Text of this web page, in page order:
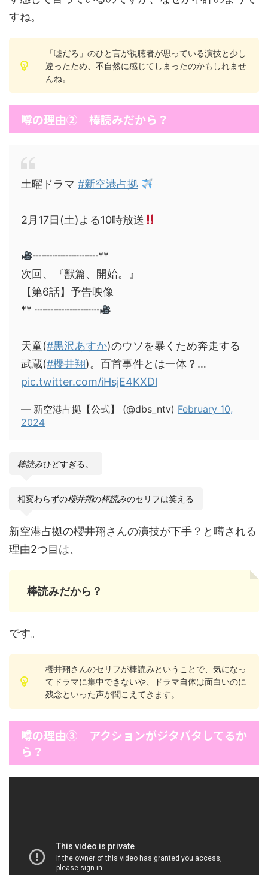
すね。
「嘘だろ」のひと言が視聴者が思っている演技と少し
違ったため、不自然に感じてしまったのかもしれませ
んね。
噂の理由② 棒読みだから？
土曜ドラマ #新空港占拠
2月17日(土)よる10時放送
┈┈┈┈┈┈**
次回、『獣篇、開始。』
【第6話】予告映像
** ┈┈┈┈┈┈
天童(#黒沢あすか)のウソを暴くため奔走する
武蔵(#櫻井翔)。百首事件とは一体？…
pic.twitter.com/iHsjE4KXDl
— 新空港占拠【公式】 (@dbs_ntv) February 10,
2024
棒読みひどすぎる。
相変わらずの櫻井翔の棒読みのセリフは笑える
新空港占拠の櫻井翔さんの演技が下手？と噂される
理由2つ目は、
棒読みだから？
です。
櫻井翔さんのセリフが棒読みということで、気になっ
てドラマに集中できないや、ドラマ自体は面白いのに
残念といった声が聞こえてきます。
噂の理由③ アクションがジタバタしてるか
ら？